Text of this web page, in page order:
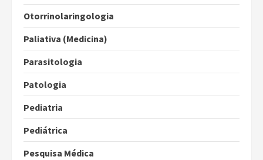
Otorrinolaringologia
Paliativa (Medicina)
Parasitologia
Patologia
Pediatria
Pediátrica
Pesquisa Médica